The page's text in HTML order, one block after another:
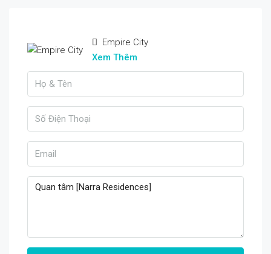
Empire City
Xem Thêm